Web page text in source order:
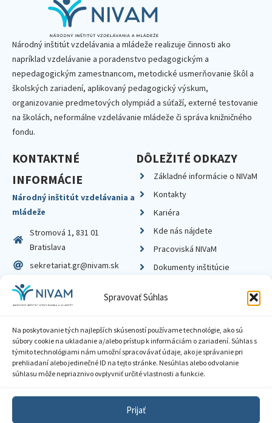
Spravovať Súhlas
Na poskytovanie tých najlepších skúseností používame technológie, ako sú
súbory cookie na ukladanie a/alebo prístup k informáciám o zariadení. Súhlas s
týmito technológiami nám umožní spracovávať údaje, ako je správanie pri
prehliadaní alebo jedinečné ID na tejto stránke. Nesúhlas alebo odvolanie
súhlasu môže nepriaznivo ovplyvniť určité vlastnosti a funkcie.
Prijať
Národný inštitút vzdelávania a mládeže realizuje činnosti ako
napríklad vzdelávanie a poradenstvo pedagogickým a
nepedagogickým zamestnancom, metodické usmerňovanie škôl a
školských zariadení, aplikovaný pedagogický výskum,
organizovanie predmetových olympiád a súťaží, externé testovanie
na školách, neformálne vzdelávanie mládeže či správa knižničného
fondu.
KONTAKTNÉ
INFORMÁCIE
Národný inštitút vzdelávania a
mládeže
Stromová 1, 831 01
Bratislava
sekretariat.gr@nivam.sk
IČO: 00164348
DIČ: 2020798714
DÔLEŽITÉ ODKAZY
Základné informácie o NIVaM
Kontakty
Kariéra
Kde nás nájdete
Pracoviská NIVaM
Dokumenty inštitúcie
Zásady ochrany súkromia
Sprístupnenie informácií